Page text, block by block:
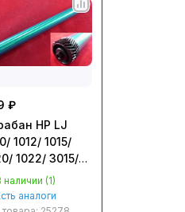
₽
HP LJ
1012/ 1015/
1022/ 3015/
3030
наличии (1)
аналоги